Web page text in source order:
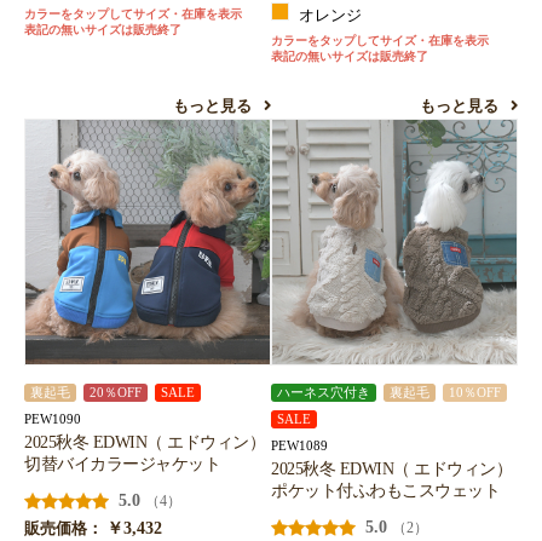
カラーをタップしてサイズ・在庫を表示
表記の無いサイズは販売終了
もっと見る
オレンジ
カラーをタップしてサイズ・在庫を表示
表記の無いサイズは販売終了
もっと見る
裏起毛 20％OFF SALE
PEW1090
2025秋冬 EDWIN（ エドウィン）
切替バイカラージャケット
5.0
（4）
販売価格：
￥3,432
ハーネス穴付き 裏起毛
10％OFF
SALE
PEW1089
2025秋冬 EDWIN（ エドウィン）
ポケット付ふわもこスウェット
5.0
（2）